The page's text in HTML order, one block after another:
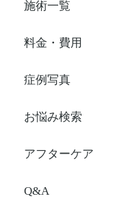
施術一覧
料金・費用
症例写真
お悩み検索
アフターケア
Q&A